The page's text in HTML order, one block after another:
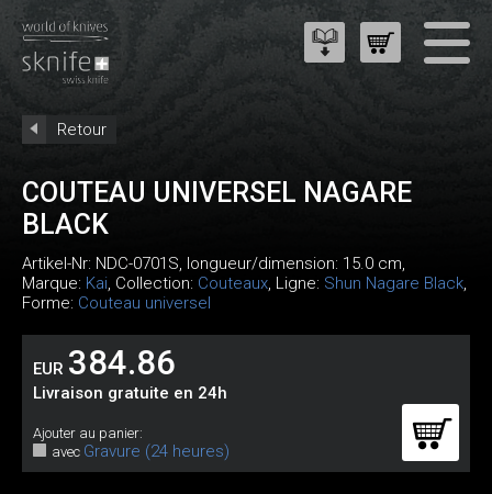
Retour
COUTEAU UNIVERSEL NAGARE
BLACK
Artikel-Nr: NDC-0701S, longueur/dimension: 15.0 cm,
Marque: Kai, Collection: Couteaux, Ligne: Shun Nagare Black,
Forme: Couteau universel
EUR 384.86
Livraison gratuite en 24h
Ajouter au panier:
avec Gravure (24 heures)